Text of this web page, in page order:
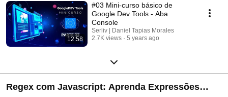
12:58
#03 Mini-curso básico de
Google Dev Tools - Aba
Console
Serliv | Daniel Tapias Morales
2.7K views
5 years ago
Regex com Javascript: Aprenda Expressões